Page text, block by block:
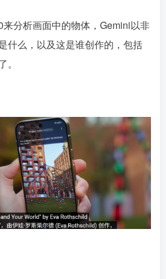
分析画面中的物体，Gemini以非
什么，以及这是谁创作的，包括